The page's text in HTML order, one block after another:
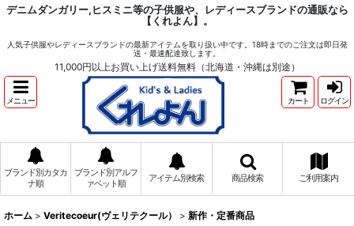
デニムダンガリー,ヒスミニ等の子供服や、レディースブランドの通販なら
【くれよん】。
人気子供服やレディースブランドの最新アイテムを取り扱い中です。18時までのご注文は即日発
送・最速配達致します。
11,000円以上お買い上げ送料無料（北海道・沖縄は別途）
メニュー カート ログイン
ブランド別カタカ
ナ順
ブランド別アルフ
ァベット順
アイテム別検索 商品検索 ご利用案内
ホーム > Veritecoeur(ヴェリテクール） > 新作・定番商品